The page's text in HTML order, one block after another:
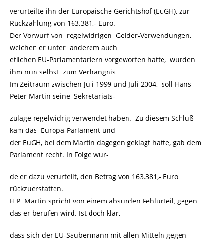
verurteilte ihn der Europäische Gerichtshof (EuGH), zur
Rückzahlung von 163.381,- Euro.
Der Vorwurf von regelwidrigen Gelder-Verwendungen,
welchen er unter anderem auch
etlichen EU-Parlamentariern vorgeworfen hatte, wurden
ihm nun selbst zum Verhängnis.
Im Zeitraum zwischen Juli 1999 und Juli 2004, soll Hans
Peter Martin seine Sekretariats-
zulage regelwidrig verwendet haben. Zu diesem Schluß
kam das Europa-Parlament und
der EuGH, bei dem Martin dagegen geklagt hatte, gab dem
Parlament recht. In Folge wur-
de er dazu verurteilt, den Betrag von 163.381,- Euro
rückzuerstatten.
H.P. Martin spricht von einem absurden Fehlurteil, gegen
das er berufen wird. Ist doch klar,
dass sich der EU-Saubermann mit allen Mitteln gegen